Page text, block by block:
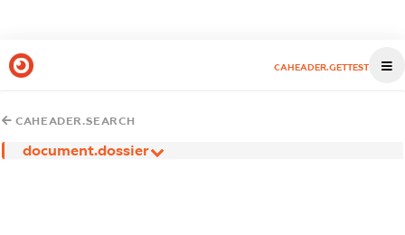
CAHEADER.GETTEST
CAHEADER.SEARCH
document.dossier